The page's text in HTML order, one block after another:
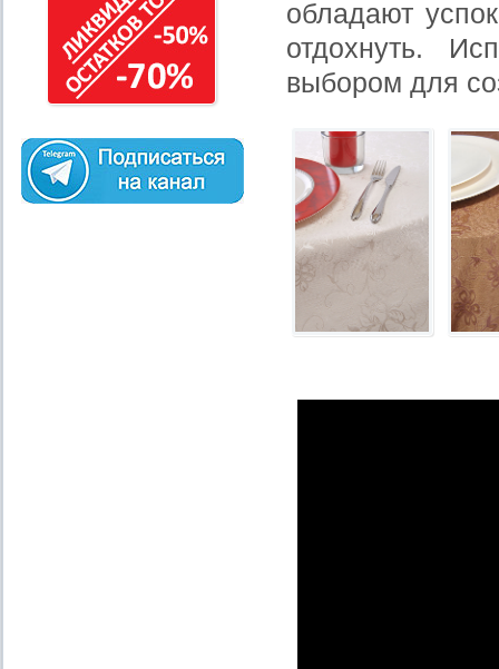
обладают
отдохнуть.
выбором для